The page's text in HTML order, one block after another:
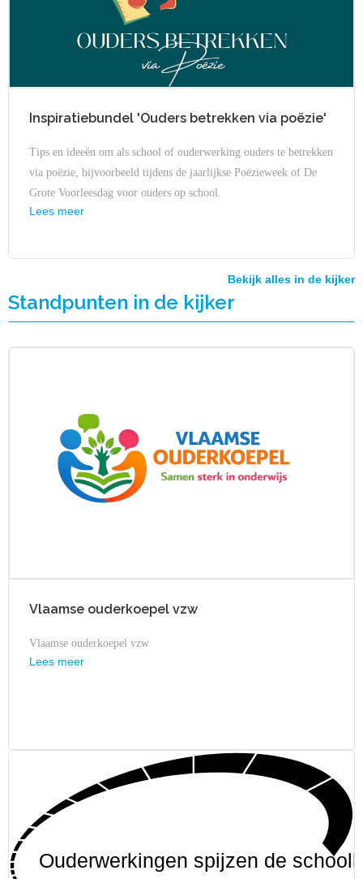
Inspiratiebundel 'Ouders betrekken via poëzie'
Tips en ideeën om als school of ouderwerking ouders te betrekken
via poëzie, bijvoorbeeld tijdens de jaarlijkse Poëzieweek of De
Grote Voorleesdag voor ouders op school.
Lees meer
Bekijk alles in de kijker
Standpunten in de kijker
Vlaamse ouderkoepel vzw
Vlaamse ouderkoepel vzw
Lees meer
Ouderwerkingen spijzen de